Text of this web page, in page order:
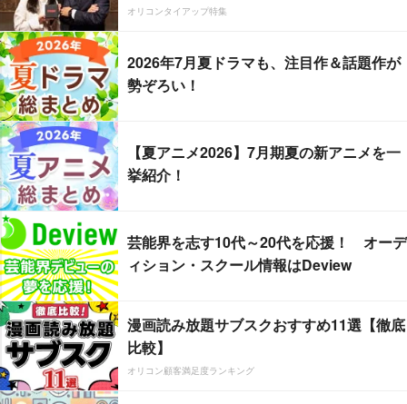
オリコンタイアップ特集
2026年7月夏ドラマも、注目作＆話題作が
勢ぞろい！
【夏アニメ2026】7月期夏の新アニメを一
挙紹介！
芸能界を志す10代～20代を応援！ オーデ
ィション・スクール情報はDeview
漫画読み放題サブスクおすすめ11選【徹底
比較】
オリコン顧客満足度ランキング